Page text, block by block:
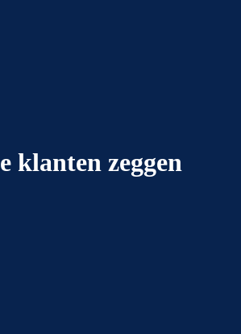
klanten zeggen